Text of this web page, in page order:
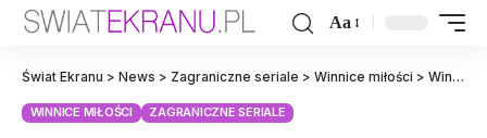
Aa
Świat Ekranu > News > Zagraniczne seriale > Winnice miłości > Winnice miłości 155 odc. Kto zabił Alexię? Streszczenie 155 odcinka
WINNICE MIŁOŚCI ZAGRANICZNE SERIALE